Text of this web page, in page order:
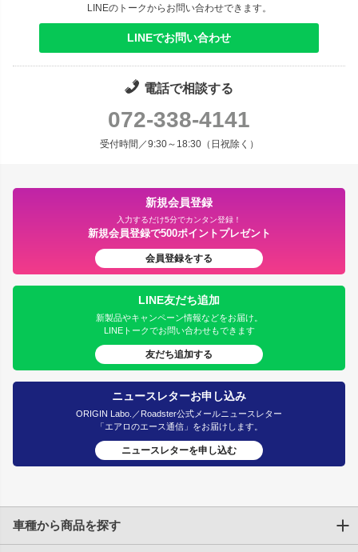
LINEのトークからお問い合わせできます。
LINEでお問い合わせ
電話で相談する
072-338-4141
受付時間／9:30～18:30（日祝除く）
新規会員登録
入力するだけ5分でカンタン登録！
新規会員登録で500ポイントプレゼント
会員登録をする
LINE友だち追加
新製品やキャンペーン情報などをお届け。
LINEトークでお問い合わせもできます
友だち追加する
ニュースレターお申し込み
ORIGIN Labo.／Roadster公式メールニュースレター
「エアロのエース通信」をお届けします。
ニュースレターを申し込む
車種から商品を探す